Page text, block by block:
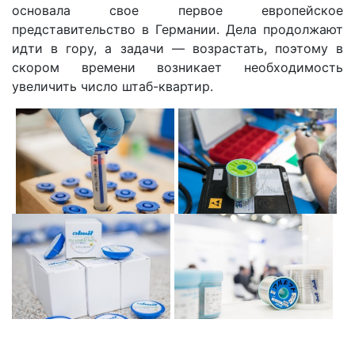
основала свое первое европейское
представительство в Германии. Дела продолжают
идти в гору, а задачи — возрастать, поэтому в
скором времени возникает необходимость
увеличить число штаб-квартир.